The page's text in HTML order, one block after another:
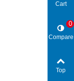
Cart
Compare
0
Top